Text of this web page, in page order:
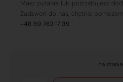
Masz pytania lub potrzebujesz
Zadzwoń do nas, chętnie
+48 89 762 17 39
na stanie